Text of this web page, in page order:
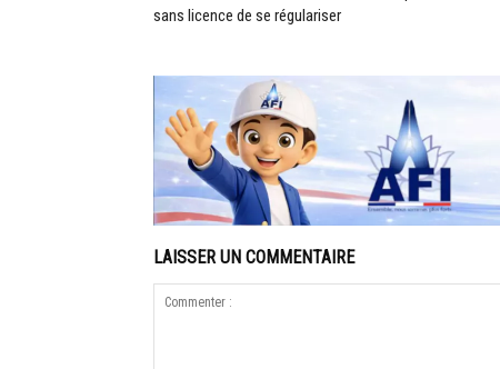
sans licence de se régulariser
LAISSER UN COMMENTAIRE